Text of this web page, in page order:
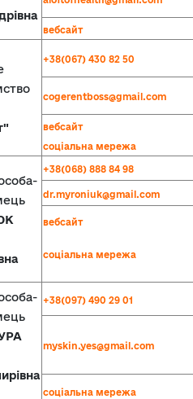
вебсайт
+38(067) 430 82 50
cogerentboss@gmail.com
вебсайт
соціальна мережа
+38(068) 888 84 98
dr.myroniuk@gmail.com
вебсайт
соціальна мережа
+38(097) 490 29 01
myskin.yes@gmail.com
соціальна мережа